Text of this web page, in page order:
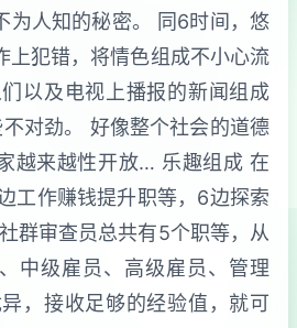
为人知的秘密。 同6时间，悠
上犯错，将情色组成不小心流
以及电视上播报的新闻组成
对劲。 好像整个社会的道德
越来越性开放… 乐趣组成 在
工作赚钱提升职等，6边探索
群审查员总共有5个职等，从
中级雇员、高级雇员、管理
，接收足够的经验值，就可